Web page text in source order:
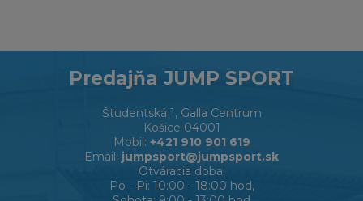
Predajňa JUMP SPORT
Študentská 1, Galla Centrum
Košice 04001
Mobil: +421 910 901 619
Email: jumpsport@jumpsport.sk
Otváracia doba:
Po - Pi: 10:00 - 18:00 hod,